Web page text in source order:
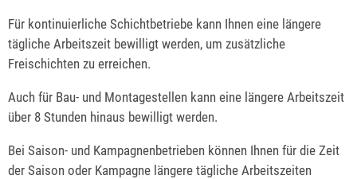
Für kontinuierliche Schichtbetriebe kann Ihnen eine längere
tägliche Arbeitszeit bewilligt werden, um zusätzliche
Freischichten zu erreichen.
Auch für Bau- und Montagestellen kann eine längere Arbeitszeit
über 8 Stunden hinaus bewilligt werden.
Bei Saison- und Kampagnenbetrieben können Ihnen für die Zeit
der Saison oder Kampagne längere tägliche Arbeitszeiten